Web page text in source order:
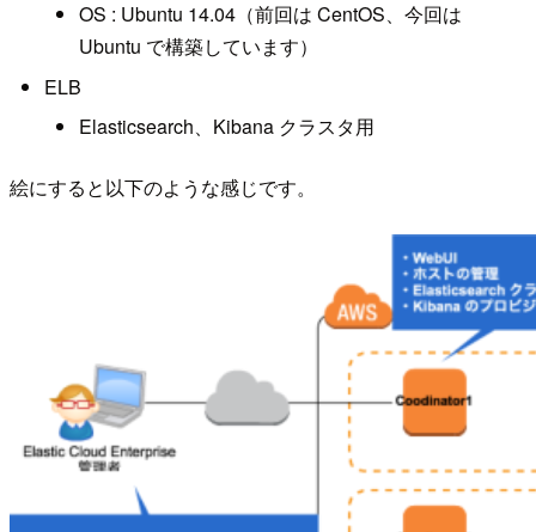
OS : Ubuntu 14.04（前回は CentOS、今回は
Ubuntu で構築しています）
ELB
Elasticsearch、Kibana クラスタ用
絵にすると以下のような感じです。